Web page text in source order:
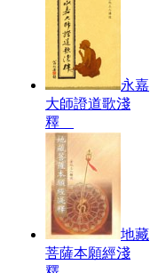
永嘉
大師證道歌淺
釋
地藏
菩薩本願經淺